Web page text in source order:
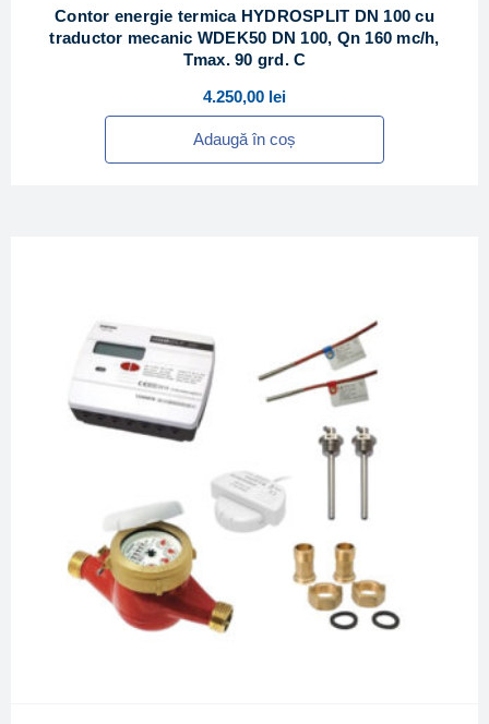
Contor energie termica HYDROSPLIT DN 100 cu
traductor mecanic WDEK50 DN 100, Qn 160 mc/h,
Tmax. 90 grd. C
4.250,00 lei
Adaugă în coș